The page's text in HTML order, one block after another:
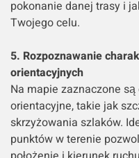
pokonanie danej trasy i
Twojego celu.
5. Rozpoznawanie
orientacyjnych
Na mapie zaznaczone
orientacyjne, takie jak
skrzyżowania szlaków.
punktów w terenie